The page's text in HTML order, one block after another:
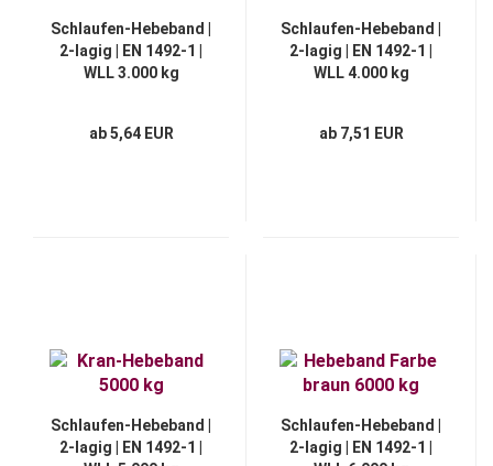
Schlaufen-Hebeband |
2-lagig | EN 1492-1 |
WLL 3.000 kg
ab 5,64 EUR
Schlaufen-Hebeband |
2-lagig | EN 1492-1 |
WLL 4.000 kg
ab 7,51 EUR
Schlaufen-Hebeband |
2-lagig | EN 1492-1 |
Schlaufen-Hebeband |
2-lagig | EN 1492-1 |